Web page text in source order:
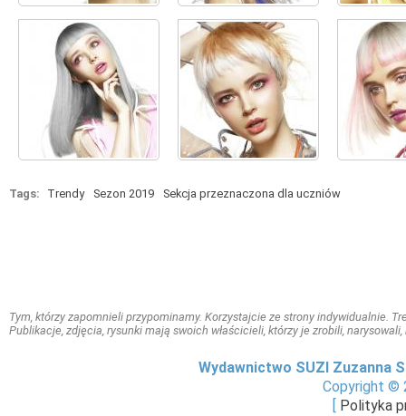
Tags: Trendy Sezon 2019 Sekcja przeznaczona dla uczniów
Tym, którzy zapomnieli przypominamy. Korzystajcie ze strony indywidualnie.
Publikacje, zdjęcia, rysunki mają swoich właścicieli, którzy je zrobili,
Wydawnictwo SUZI Zuzanna
Copyright ©
Polityka